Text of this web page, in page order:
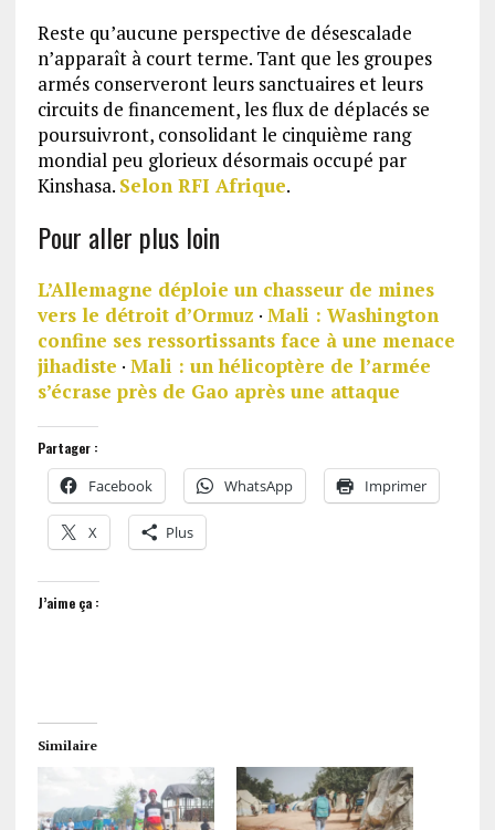
Reste qu’aucune perspective de désescalade
n’apparaît à court terme. Tant que les groupes
armés conserveront leurs sanctuaires et leurs
circuits de financement, les flux de déplacés se
poursuivront, consolidant le cinquième rang
mondial peu glorieux désormais occupé par
Kinshasa. Selon RFI Afrique.
Pour aller plus loin
L’Allemagne déploie un chasseur de mines
vers le détroit d’Ormuz · Mali : Washington
confine ses ressortissants face à une menace
jihadiste · Mali : un hélicoptère de l’armée
s’écrase près de Gao après une attaque
Partager :
Facebook WhatsApp Imprimer
X Plus
J’aime ça :
Similaire